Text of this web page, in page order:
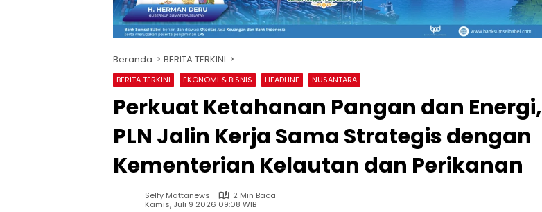
Beranda BERITA TERKINI
BERITA TERKINI EKONOMI & BISNIS HEADLINE NUSANTARA
Perkuat Ketahanan Pangan dan Energi,
PLN Jalin Kerja Sama Strategis dengan
Kementerian Kelautan dan Perikanan
Selfy Mattanews
2 Min Baca
Kamis, Juli 9 2026 09:08 WIB